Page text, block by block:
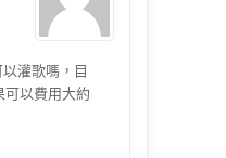
灌歌嗎，目
以費用大約